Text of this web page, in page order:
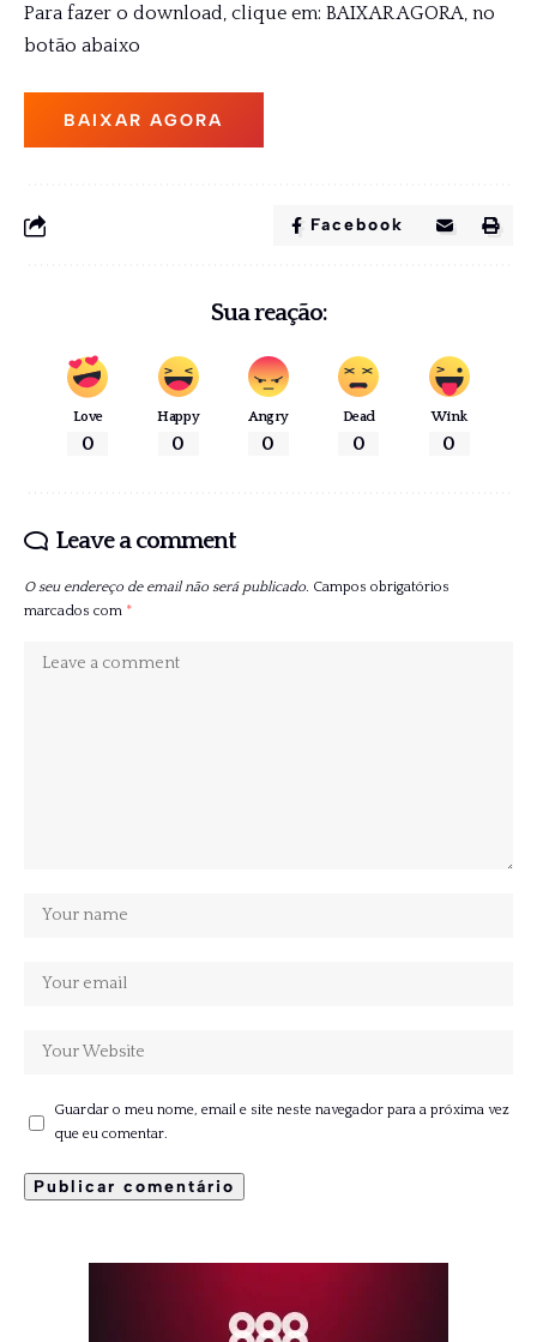
Para fazer o download, clique em: BAIXAR AGORA, no
botão abaixo
BAIXAR AGORA
Facebook
Sua reação:
Love
0
Happy
0
Angry
0
Dead
0
Wink
0
Leave a comment
O seu endereço de email não será publicado. Campos obrigatórios
marcados com *
Guardar o meu nome, email e site neste navegador para a próxima vez
que eu comentar.